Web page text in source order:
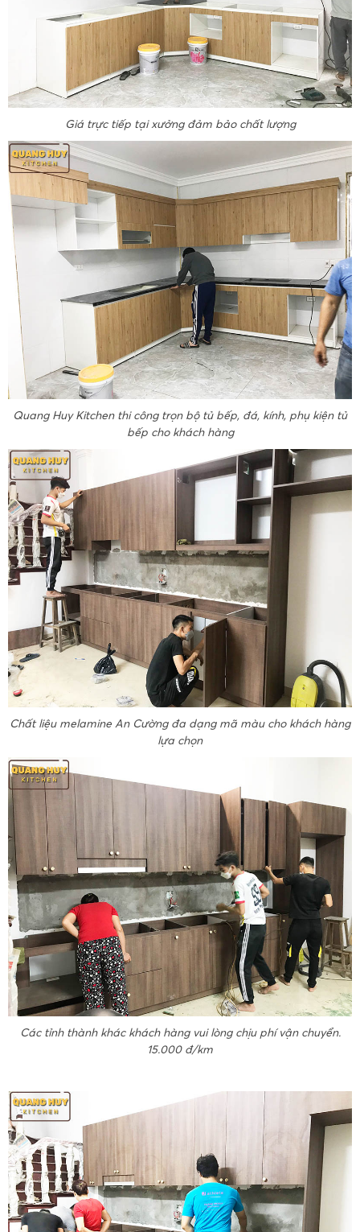
Giá trực tiếp tại xưởng đảm bảo chất lượng
Quang Huy Kitchen thi công trọn bộ tủ bếp, đá, kính, phụ kiện tủ
bếp cho khách hàng
Chất liệu melamine An Cường đa dạng mã màu cho khách hàng
lựa chọn
Các tỉnh thành khác khách hàng vui lòng chịu phí vận chuyển.
15.000 đ/km